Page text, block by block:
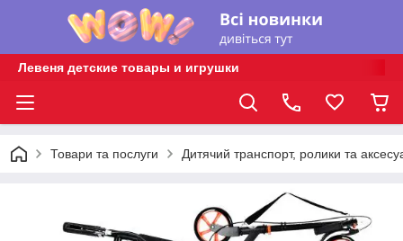
Левеня детские товары и игрушки
Товари та послуги Дитячий транспорт, ролики та